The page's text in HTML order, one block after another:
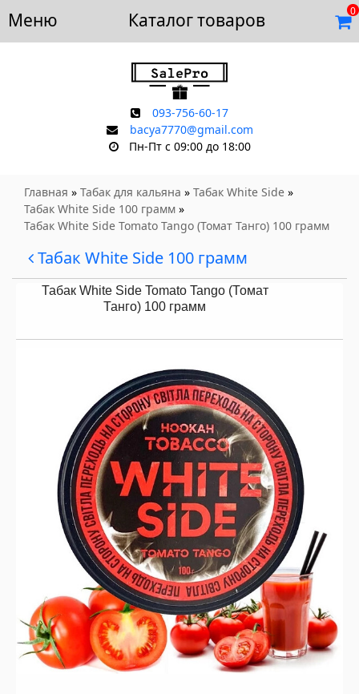
Меню Каталог товаров 0
Доставка и оплата Отзывы Скидки Контакты
093-756-60-17
bacya7770@gmail.com
Пн-Пт с 09:00 до 18:00
Главная » Табак для кальяна » Табак White Side »
Табак White Side 100 грамм »
Табак White Side Tomato Tango (Томат Танго) 100 грамм
Табак White Side 100 грамм
Табак White Side Tomato Tango (Томат
Танго) 100 грамм